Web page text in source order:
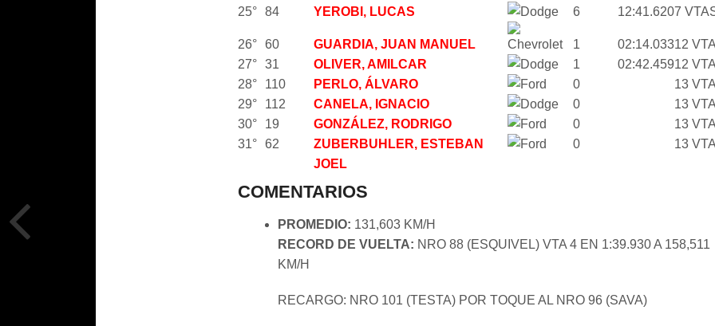
25° 84 YEROBI, LUCAS 6 12:41.6207
26° 60 GUARDIA, JUAN MANUEL 1 02:14.03312
27° 31 OLIVER, AMILCAR 1 02:42.45912
28°
110 PERLO, ÁLVARO 0
13
29°
112 CANELA, IGNACIO 0
13
30°
19 GONZÁLEZ, RODRIGO 0
13
31° 62
ZUBERBUHLER, ESTEBAN
JOEL
0 13
COMENTARIOS
PROMEDIO: 131,603 KM/H
RECORD DE VUELTA: NRO 88 (ESQUIVEL) VTA 4 EN 1:39.930 A 158,511
KM/H
RECARGO: NRO 101 (TESTA) POR TOQUE AL NRO 96 (SAVA)